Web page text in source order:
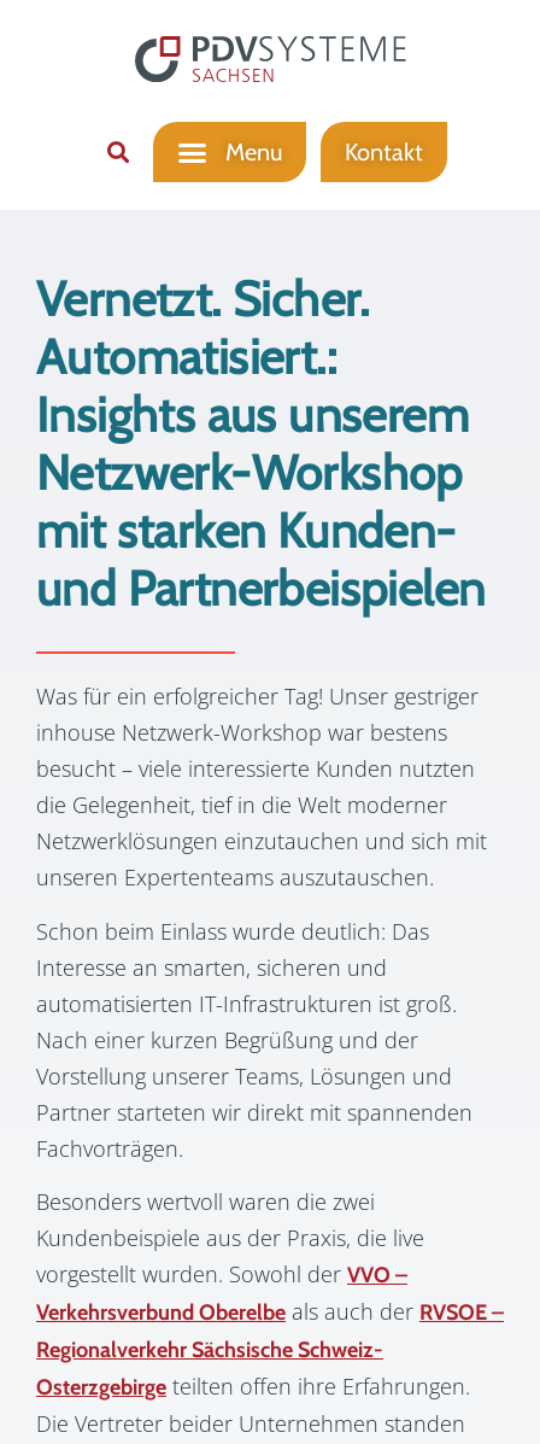
Kontakt
Vernetzt. Sicher.
Automatisiert.:
Insights aus unserem
Netzwerk-Workshop
mit starken Kunden-
und Partnerbeispielen
Was für ein erfolgreicher Tag! Unser gestriger
inhouse Netzwerk-Workshop war bestens
besucht – viele interessierte Kunden nutzten
die Gelegenheit, tief in die Welt moderner
Netzwerklösungen einzutauchen und sich mit
unseren Expertenteams auszutauschen.
Schon beim Einlass wurde deutlich: Das
Interesse an smarten, sicheren und
automatisierten IT-Infrastrukturen ist groß.
Nach einer kurzen Begrüßung und der
Vorstellung unserer Teams, Lösungen und
Partner starteten wir direkt mit spannenden
Fachvorträgen.
Besonders wertvoll waren die zwei
Kundenbeispiele aus der Praxis, die live
vorgestellt wurden. Sowohl der VVO –
Verkehrsverbund Oberelbe als auch der RVSOE –
Regionalverkehr Sächsische Schweiz-
Osterzgebirge teilten offen ihre Erfahrungen.
Die Vertreter beider Unternehmen standen